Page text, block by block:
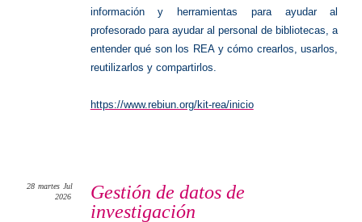
información y herramientas para ayudar al
profesorado para ayudar al personal de bibliotecas, a
entender qué son los REA y cómo crearlos, usarlos,
reutilizarlos y compartirlos.
https://www.rebiun.org/kit-rea/inicio
Gestión de datos de
investigación
28 martes Jul
2026